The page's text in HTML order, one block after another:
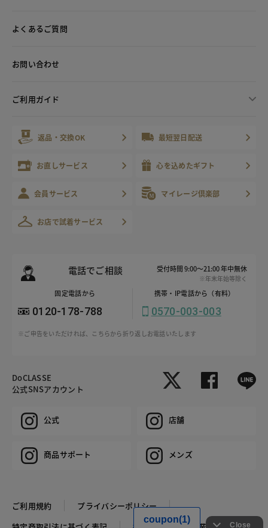
よくあるご質問
お問い合わせ
ご利用ガイド
返品・交換OK 最短翌日配送
お直しサービス 心を込めたギフト
会員サービス マイレージ倶楽部
お店で試着サービス
電話でご相談 受付時間 9:00～21:00 年中無休
※年末年始等除く
固定電話から
0120-178-788
携帯・IP電話から（有料）
0570-003-003
※ご申告をいただければ、こちらから折り返しお電話いたします
DoCLASSE
公式SNSアカウント
公式 店舗
商品サポート メンズ
ご利用規約
プライバシーポリシー